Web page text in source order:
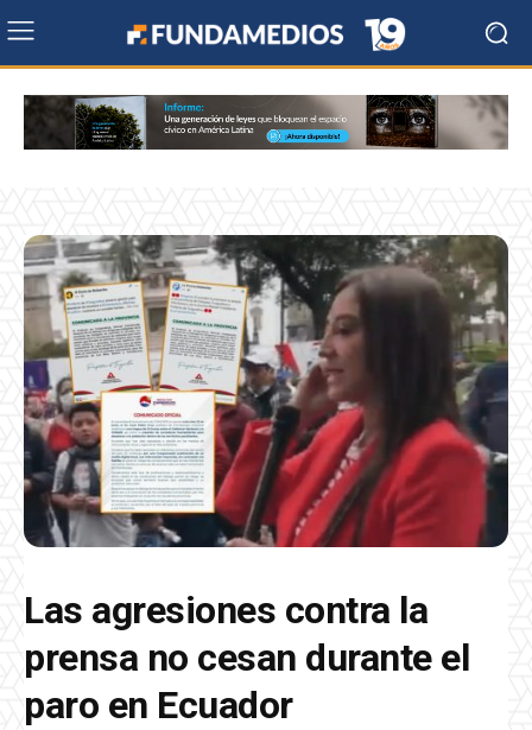
Las agresiones contra la
prensa no cesan durante el
paro en Ecuador